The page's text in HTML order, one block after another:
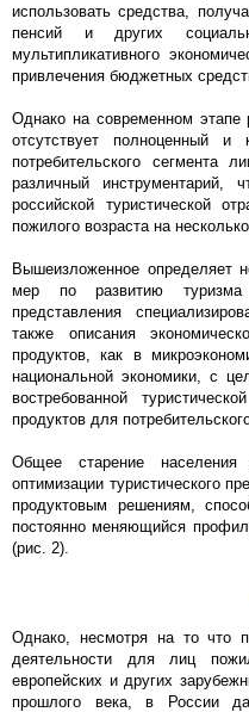
использовать средства,
пенсий и других
мультипликативного
привлечения бюджетных
Однако на современном этапе
отсутствует полноценный
потребительского сегмента
различный инструментарий,
российской туристической
пожилого возраста на
Вышеизложенное определяет
мер по развитию туризма
представления
также описания
продуктов, как в
национальной экономики, с
востребованной
продуктов для
Общее старение населения
оптимизации туристического
продуктовым решениям,
постоянно меняющийся
(рис. 2).
Однако, несмотря на то что
деятельности для лиц
европейских и других
прошлого века, в России